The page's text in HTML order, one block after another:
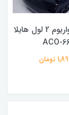
پمپ هوا آکواریوم 2 لول هایلا
ACO-
تومان